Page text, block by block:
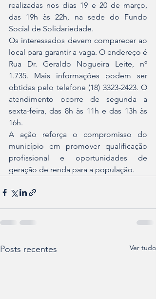
realizadas nos dias 19 e 20 de março,
das 19h às 22h, na sede do Fundo
Social de Solidariedade.
Os interessados devem comparecer ao
local para garantir a vaga. O endereço é
Rua Dr. Geraldo Nogueira Leite, nº
1.735. Mais informações podem ser
obtidas pelo telefone (18) 3323-2423. O
atendimento ocorre de segunda a
sexta-feira, das 8h às 11h e das 13h às
16h.
A ação reforça o compromisso do
município em promover qualificação
profissional e oportunidades de
geração de renda para a população.
Posts recentes Ver tudo